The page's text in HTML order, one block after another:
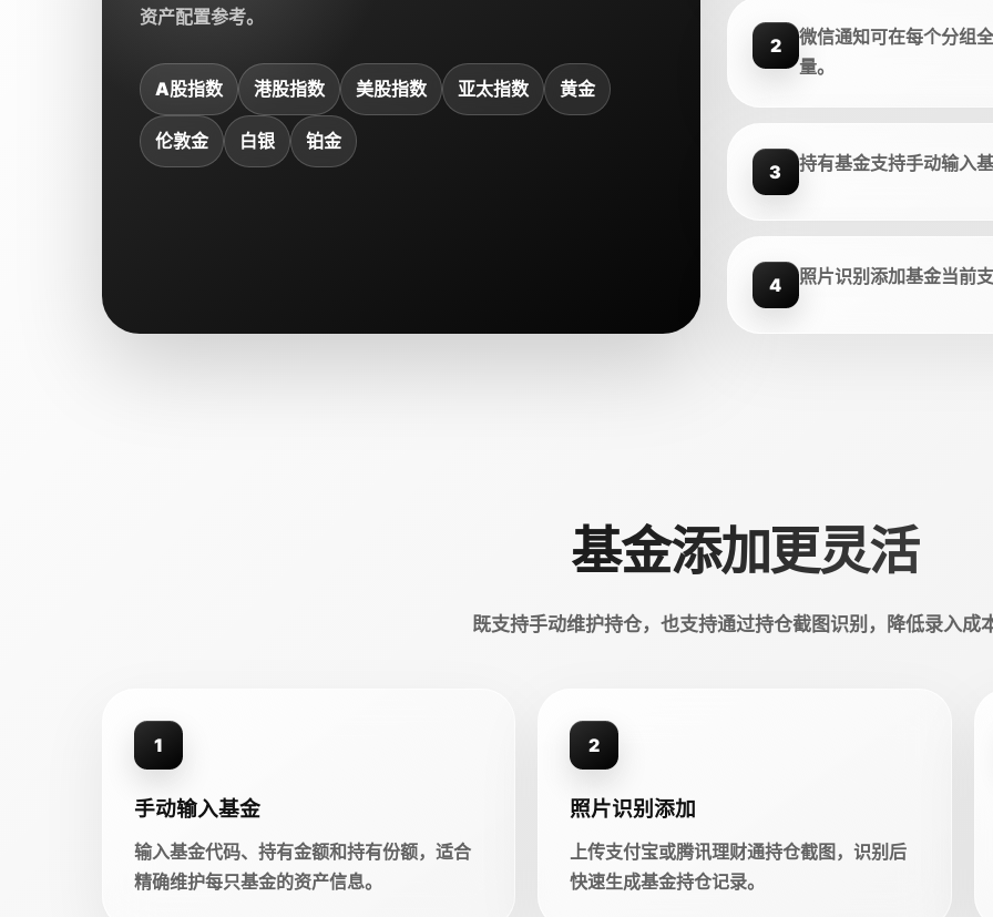
资产配置参考。
A股指数 港股指数 美股指数 亚太指数 黄金
伦敦金 白银 铂金
2
微信通知可在每个分组
量。
3 持有基金支持手动输入
4 照片识别添加基金当前
基金添加更灵活
既支持手动维护持仓，也支持通过持仓截图识别，降低录入成
1
手动输入基金
输入基金代码、持有金额和持有份额，适合
精确维护每只基金的资产信息。
2
照片识别添加
上传支付宝或腾讯理财通持仓截图，识别后
快速生成基金持仓记录。